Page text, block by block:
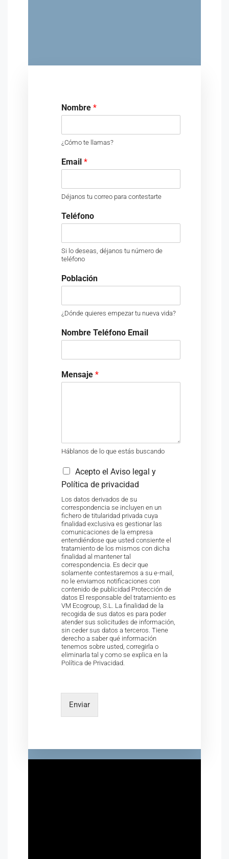
Nombre *
¿Cómo te llamas?
Email *
Déjanos tu correo para contestarte
Teléfono
Si lo deseas, déjanos tu número de
teléfono
Población
¿Dónde quieres empezar tu nueva vida?
Nombre Teléfono Email
Mensaje *
Háblanos de lo que estás buscando
Acepto el Aviso legal y
Política de privacidad
Los datos derivados de su
correspondencia se incluyen en un
fichero de titularidad privada cuya
finalidad exclusiva es gestionar las
comunicaciones de la empresa
entendiéndose que usted consiente el
tratamiento de los mismos con dicha
finalidad al mantener tal
correspondencia. Es decir que
solamente contestaremos a su e-mail,
no le enviamos notificaciones con
contenido de publicidad Protección de
datos El responsable del tratamiento es
VM Ecogroup, S.L. La finalidad de la
recogida de sus datos es para poder
atender sus solicitudes de información,
sin ceder sus datos a terceros. Tiene
derecho a saber qué información
tenemos sobre usted, corregirla o
eliminarla tal y como se explica en la
Política de Privacidad.
Enviar